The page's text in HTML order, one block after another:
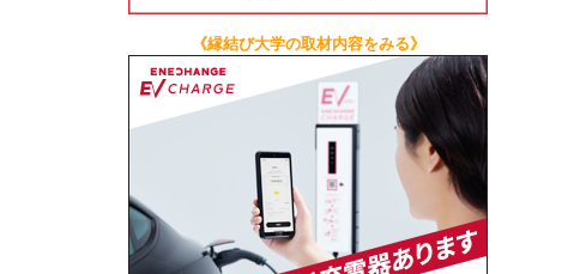
《縁結び大学の取材内容をみる》